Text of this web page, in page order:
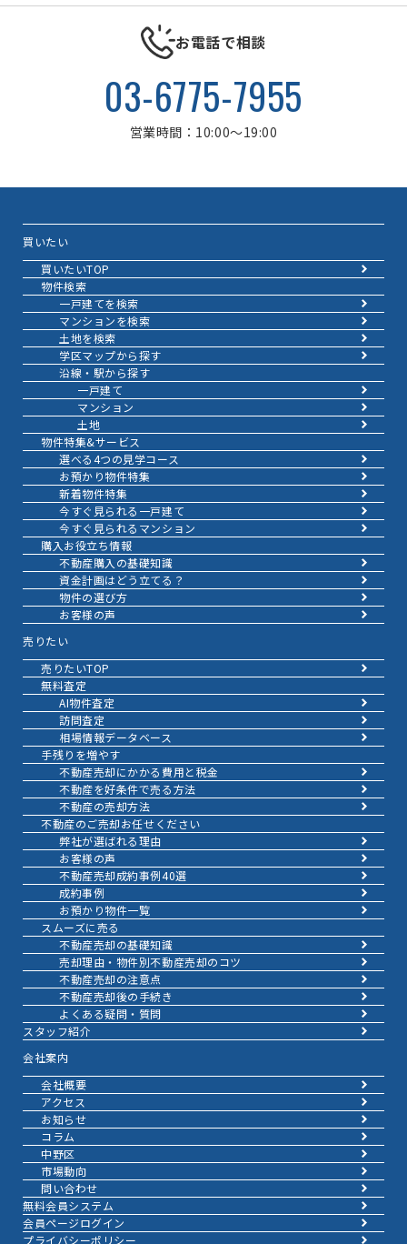
お電話で相談
03-6775-7955
営業時間：10:00～19:00
買いたい
買いたいTOP
物件検索
一戸建てを検索
マンションを検索
土地を検索
学区マップから探す
沿線・駅から探す
一戸建て
マンション
土地
物件特集&サービス
選べる4つの見学コース
お預かり物件特集
新着物件特集
今すぐ見られる一戸建て
今すぐ見られるマンション
購入お役立ち情報
不動産購入の基礎知識
資金計画はどう立てる？
物件の選び方
お客様の声
売りたい
売りたいTOP
無料査定
AI物件査定
訪問査定
相場情報データベース
手残りを増やす
不動産売却にかかる費用と税金
不動産を好条件で売る方法
不動産の売却方法
不動産のご売却お任せください
弊社が選ばれる理由
お客様の声
不動産売却成約事例40選
成約事例
お預かり物件一覧
スムーズに売る
不動産売却の基礎知識
売却理由・物件別不動産売却のコツ
不動産売却の注意点
不動産売却後の手続き
よくある疑問・質問
スタッフ紹介
会社案内
会社概要
アクセス
お知らせ
コラム
中野区
市場動向
問い合わせ
無料会員システム
会員ページログイン
プライバシーポリシー